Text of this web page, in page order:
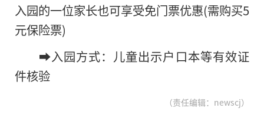
入园的一位家长也可享受免门票优惠(需购买5
元保险票)
➡️入园方式：儿童出示户口本等有效证
件核验
（责任编辑：newscj）